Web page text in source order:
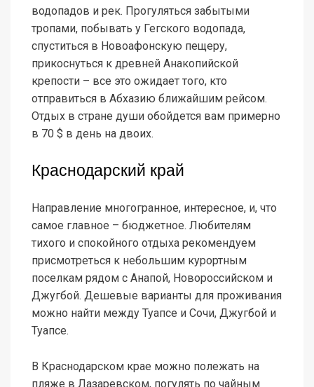
водопадов и рек. Прогуляться забытыми
тропами, побывать у Гегского водопада,
спуститься в Новоафонскую пещеру,
прикоснуться к древней Анакопийской
крепости – все это ожидает того, кто
отправиться в Абхазию ближайшим рейсом.
Отдых в стране души обойдется вам примерно
в 70 $ в день на двоих.
Краснодарский край
Направление многогранное, интересное, и, что
самое главное – бюджетное. Любителям
тихого и спокойного отдыха рекомендуем
присмотреться к небольшим курортным
поселкам рядом с Анапой, Новороссийском и
Джугбой. Дешевые варианты для проживания
можно найти между Туапсе и Сочи, Джугбой и
Туапсе.
В Краснодарском крае можно полежать на
пляже в Лазаревском, погулять по чайным